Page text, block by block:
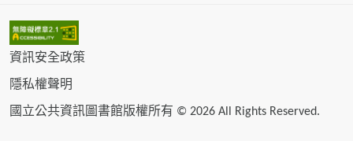
資訊安全政策
隱私權聲明
國立公共資訊圖書館版權所有 © 2026 All Rights Reserved.